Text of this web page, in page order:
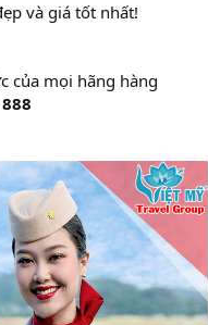
và giá tốt nhất!
của mọi hãng hàng